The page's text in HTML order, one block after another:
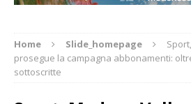
Home Slide_homepage
prosegue la campagna abbonamenti:
sottoscritte